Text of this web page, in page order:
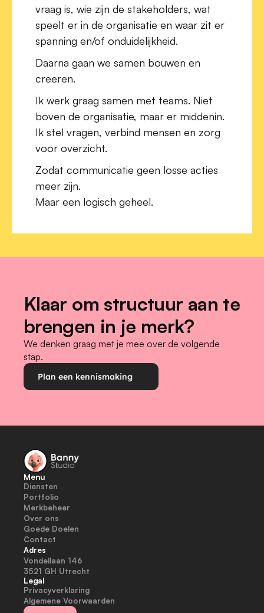
vraag is, wie zijn de stakeholders, wat
speelt er in de organisatie en waar zit er
spanning en/of onduidelijkheid.
Daarna gaan we samen bouwen en
creeren.
Ik werk graag samen met teams. Niet
boven de organisatie, maar er middenin.
Ik stel vragen, verbind mensen en zorg
voor overzicht.
Zodat communicatie geen losse acties
meer zijn.
Maar een logisch geheel.
Klaar om structuur aan te
brengen in je merk?
We denken graag met je mee over de volgende
stap.
Plan een kennismaking
Menu
Diensten
Portfolio
Merkbeheer
Over ons
Goede Doelen
Contact
Adres
Vondellaan 146
3521 GH Utrecht
Legal
Privacyverklaring
Algemene Voorwaarden